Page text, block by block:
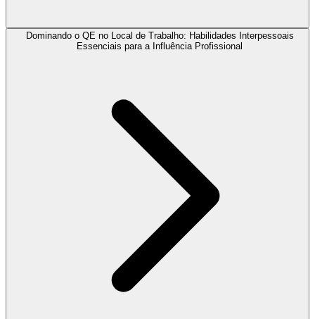
Dominando o QE no Local de Trabalho: Habilidades Interpessoais
Essenciais para a Influência Profissional